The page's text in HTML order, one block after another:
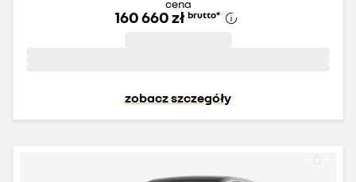
cena
160 660 zł brutto*
zobacz szczegóły